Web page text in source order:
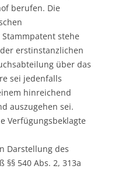
berufen. Die
stehe
erstinstanzlichen
über das
sei jedenfalls
hinreichend
auszugehen sei.
Verfügungsbeklagte
Darstellung des
§§ 540 Abs. 2, 313a